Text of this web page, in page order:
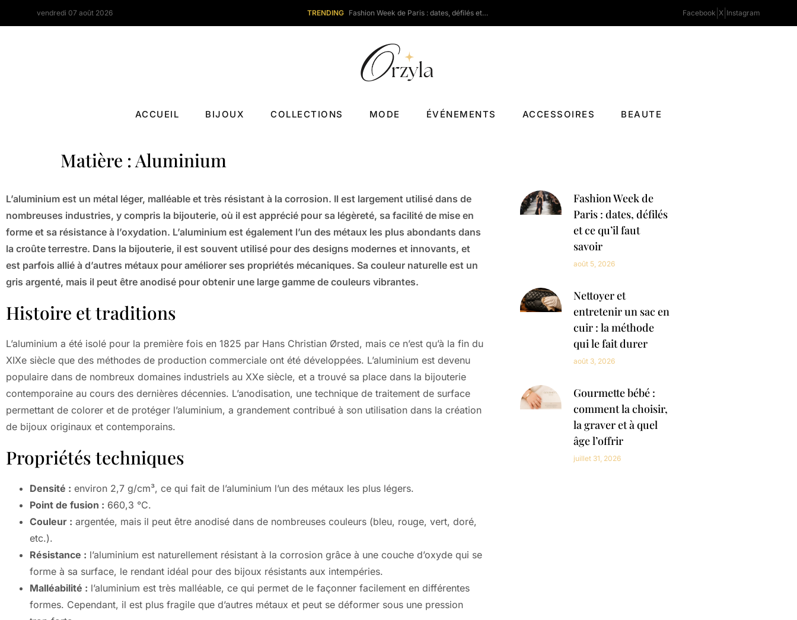
vendredi 07 août 2026 TRENDING Fashion Week de Paris : dates, défilés et… Facebook X Instagram
ACCUEIL BIJOUX COLLECTIONS MODE ÉVÉNEMENTS ACCESSOIRES BEAUTE
Matière : Aluminium
L’aluminium est un métal léger, malléable et très résistant à la corrosion. Il est largement utilisé dans de
nombreuses industries, y compris la bijouterie, où il est apprécié pour sa légèreté, sa facilité de mise en
forme et sa résistance à l’oxydation. L’aluminium est également l’un des métaux les plus abondants dans
la croûte terrestre. Dans la bijouterie, il est souvent utilisé pour des designs modernes et innovants, et
est parfois allié à d’autres métaux pour améliorer ses propriétés mécaniques. Sa couleur naturelle est un
gris argenté, mais il peut être anodisé pour obtenir une large gamme de couleurs vibrantes.
Histoire et traditions
L’aluminium a été isolé pour la première fois en 1825 par Hans Christian Ørsted, mais ce n’est qu’à la fin du
XIXe siècle que des méthodes de production commerciale ont été développées. L’aluminium est devenu
populaire dans de nombreux domaines industriels au XXe siècle, et a trouvé sa place dans la bijouterie
contemporaine au cours des dernières décennies. L’anodisation, une technique de traitement de surface
permettant de colorer et de protéger l’aluminium, a grandement contribué à son utilisation dans la création
de bijoux originaux et contemporains.
Propriétés techniques
Densité : environ 2,7 g/cm³, ce qui fait de l’aluminium l’un des métaux les plus légers.
Point de fusion : 660,3 °C.
Couleur : argentée, mais il peut être anodisé dans de nombreuses couleurs (bleu, rouge, vert, doré,
etc.).
Résistance : l’aluminium est naturellement résistant à la corrosion grâce à une couche d’oxyde qui se
forme à sa surface, le rendant idéal pour des bijoux résistants aux intempéries.
Malléabilité : l’aluminium est très malléable, ce qui permet de le façonner facilement en différentes
formes. Cependant, il est plus fragile que d’autres métaux et peut se déformer sous une pression
Fashion Week de
Paris : dates, défilés
et ce qu’il faut
savoir
août 5, 2026
Nettoyer et
entretenir un sac en
cuir : la méthode
qui le fait durer
août 3, 2026
Gourmette bébé :
comment la choisir,
la graver et à quel
âge l’offrir
juillet 31, 2026